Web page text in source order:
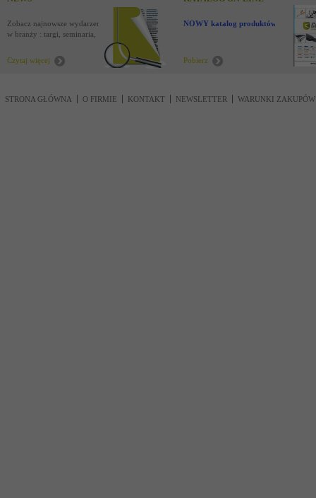
Zobacz najnowsze wydarzenia
w branży : targi, seminaria,
Czytaj więcej
NOWY katalog produktów !
Pobierz
STRONA GŁÓWNA O FIRMIE KONTAKT NEWSLETTER WARUNKI ZAKUPÓW